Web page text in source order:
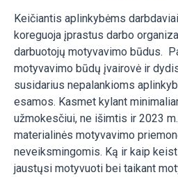
Keičiantis aplinkybėms
koreguoja įprastus darbo
darbuotojų motyvavimo būdus.
motyvavimo būdų įvairovė ir
susidarius nepalankioms
esamos. Kasmet kylant
užmokesčiui, ne išimtis ir 2023
materialinės motyvavimo
neveiksmingomis. Ką ir kaip
jaustųsi motyvuoti bei taikant